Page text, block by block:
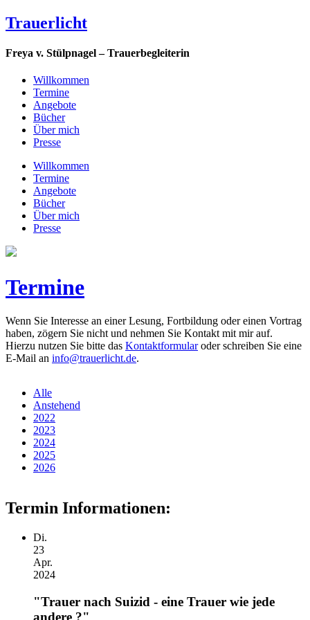
Trauerlicht
Freya v. Stülpnagel – Trauerbegleiterin
Willkommen
Termine
Angebote
Bücher
Über mich
Presse
Willkommen
Termine
Angebote
Bücher
Über mich
Presse
Termine
Wenn Sie Interesse an einer Lesung, Fortbildung oder einen Vortrag
haben, zögern Sie nicht und nehmen Sie Kontakt mit mir auf.
Hierzu nutzen Sie bitte das Kontaktformularoder schreiben Sie eine
E-Mail an info@trauerlicht.de.
Alle
Anstehend
2022
2023
2024
2025
2026
Termin Informationen:
Di.
23
Apr.
2024
"Trauer nach Suizid - eine Trauer wie jede
andere ?"